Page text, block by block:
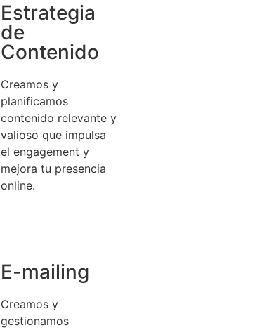
Estrategia
de
Contenido
Creamos y
planificamos
contenido relevante y
valioso que impulsa
el engagement y
mejora tu presencia
online.
E-mailing
Creamos y
gestionamos